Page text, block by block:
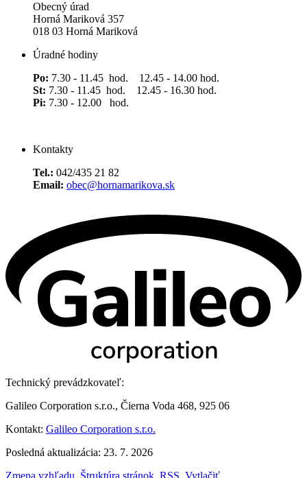
Obecný úrad
Horná Mariková 357
018 03 Horná Mariková
Úradné hodiny
Po: 7.30 - 11.45 hod. 12.45 - 14.00 hod.
St: 7.30 - 11.45 hod. 12.45 - 16.30 hod.
Pi: 7.30 - 12.00 hod.
Kontakty
Tel.: 042/435 21 82
Email: obec@hornamarikova.sk
Technický prevádzkovateľ:
Galileo Corporation s.r.o., Čierna Voda 468, 925 06
Kontakt: Galileo Corporation s.r.o.
Posledná aktualizácia: 23. 7. 2026